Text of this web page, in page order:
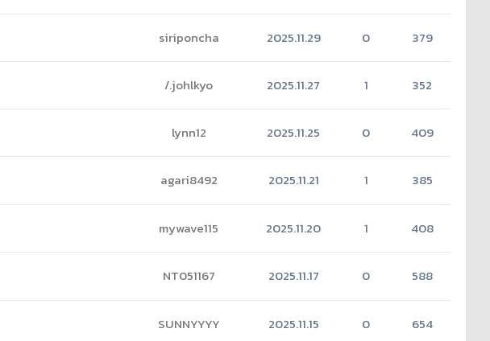
siriponcha 2025.11.29 0 379
/.johlkyo 2025.11.27 1 352
lynn12 2025.11.25 0 409
agari8492 2025.11.21 1 385
mywave115 2025.11.20 1 408
NT051167 2025.11.17 0 588
SUNNYYYY 2025.11.15 0 654